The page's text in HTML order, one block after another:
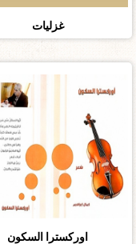
غزليات
اوركسترا السكون